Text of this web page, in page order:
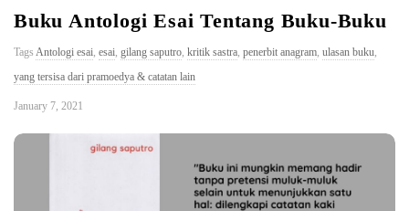
Buku Antologi Esai Tentang Buku-Buku
Tags Antologi esai, esai, gilang saputro, kritik sastra, penerbit anagram, ulasan buku,
yang tersisa dari pramoedya & catatan lain
January 7, 2021